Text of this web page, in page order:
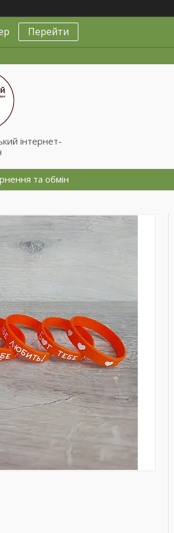
Перейти
інтернет-
та обмін